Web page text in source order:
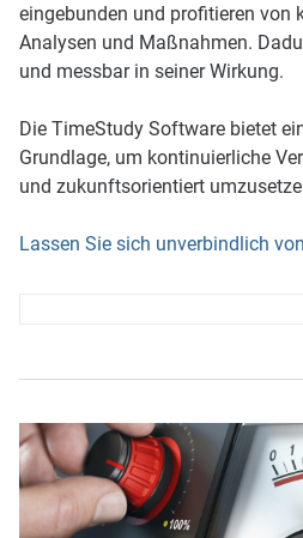
eingebunden und profitieren von
Analysen und Maßnahmen.
und messbar in seiner Wirkung.
Die TimeStudy Software bietet
Grundlage, um kontinuierliche
und zukunftsorientiert
Lassen Sie sich unverbindlich